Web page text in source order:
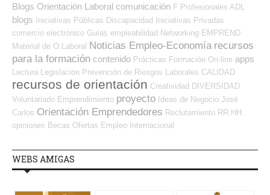
Blogs Orientación Laboral comunicación F Profesionales ADL
blogs Iniciativas Públicas Discapacidad Iniciativas Privadas
comercio electrónico Guías empleabilidad Networking EMPREND
Material de O.Laboral Noticias Empleo-Economía recursos
para la formación contenido Prácticas Formación On-line apps
Lectura Legislación Prevención de Riesgos Laborales CALIDAD
recursos de orientación Creatividad DIVERSIDAD
Voluntariado Emprendimiento proyecto Ideas de Negocio José
Carlos Orientación Emprendedores Reclutamiento RR.HH.
opiniones Becas Ofertas Empleo Internacional
WEBS AMIGAS